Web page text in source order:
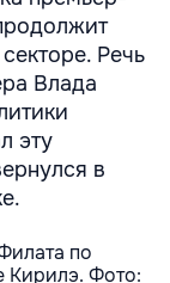
Речь
Влада
эту
в